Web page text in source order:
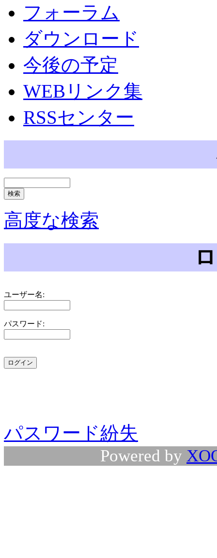
フォーラム
ダウンロード
今後の予定
WEBリンク集
RSSセンター
高度な検索
ユーザー名:
パスワード:
パスワード紛失
Powered by